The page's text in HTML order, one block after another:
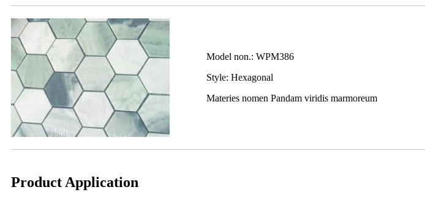
Model non.: WPM386
Style: Hexagonal
Materies nomen Pandam viridis marmoreum
Product Application